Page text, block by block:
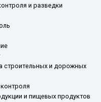
и разведки
строительных и дорожных
и пищевых продуктов